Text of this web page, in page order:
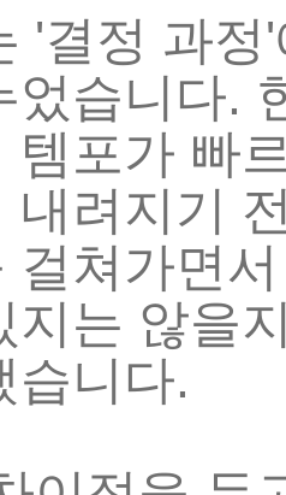
'결정 과정'
었습니다.
템포가 빠
내려지기
걸쳐가면서
지는 않을
습니다.